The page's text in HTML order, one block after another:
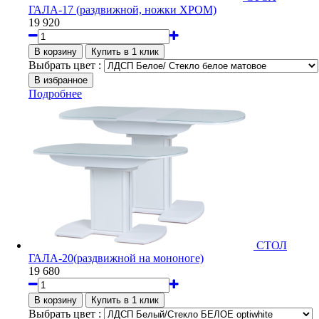
ГАЛА-17 (раздвижной, ножки ХРОМ)
19 920
Выбрать цвет :
Подробнее
СТОЛ
ГАЛА-20(раздвижной на мононоге)
19 680
Выбрать цвет :